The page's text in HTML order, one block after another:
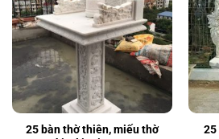
25 bàn thờ thiên, miếu thờ
25